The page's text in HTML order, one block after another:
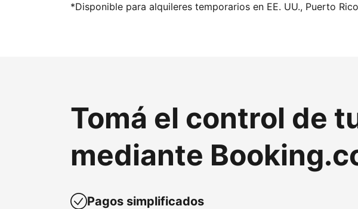
*Disponible para alquileres temporarios en EE. UU., Puerto
Tomá el control de
mediante
Pagos simplificados